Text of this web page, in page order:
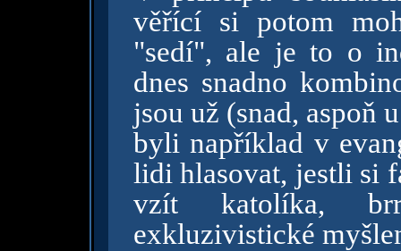
věřící si potom
"sedí", ale je to o
dnes snadno
jsou už (snad, aspoň
byli například v
lidi hlasovat, jestli si
vzít katolíka,
exkluzivistické